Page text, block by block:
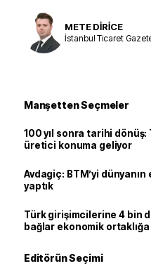
METE DİRİCE
İstanbul Ticaret
Manşetten Seçmeler
100 yıl sonra tarihi dönüş:
üretici konuma geliyor
Avdagiç: BTM’yi
yaptık
Türk girişimcilerine 4 bin
bağlar ekonomik
Editörün Seçimi